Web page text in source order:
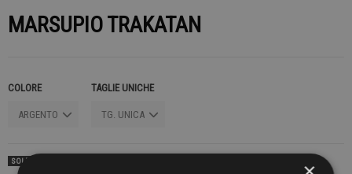
MARSUPIO TRAKATAN
COLORE TAGLIE UNICHE
SOLD OUT